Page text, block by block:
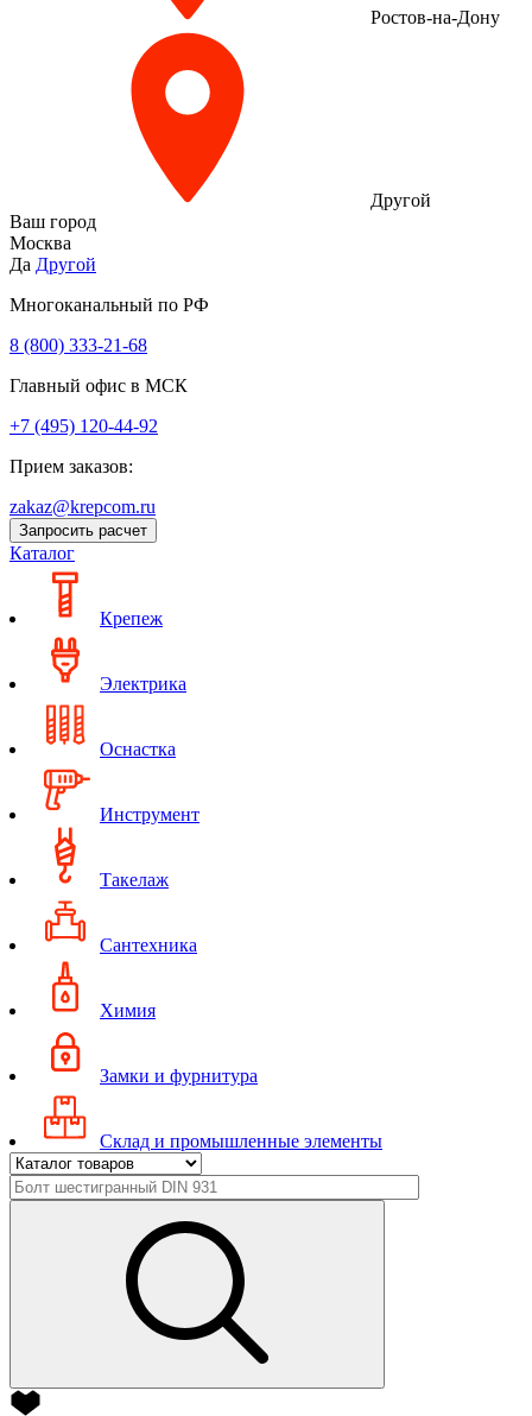
Ростов-на-Дону
Другой
Ваш город
Москва
Да Другой
Многоканальный по РФ
8 (800) 333‑21-68
Главный офис в МСК
+7 (495) 120-44-92
Прием заказов:
zakaz@krepcom.ru
Запросить расчет
Каталог
Крепеж
Электрика
Оснастка
Инструмент
Такелаж
Сантехника
Химия
Замки и фурнитура
Склад и промышленные элементы